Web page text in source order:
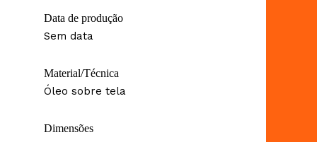
Data de produção
Sem data
Material/Técnica
Óleo sobre tela
Dimensões